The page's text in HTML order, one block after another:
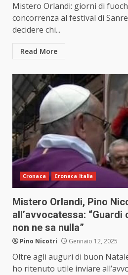
Mistero Orlandi: giorni di
concorrenza al festival di
decidere chi...
Read More
Cronaca Cronaca Italia
Mistero Orlandi, Pino
all’avvocatessa: “Guardi
non ne sa nulla”
Pino Nicotri Gennaio 12, 2025
Oltre agli auguri di buon
ho ritenuto utile inviare